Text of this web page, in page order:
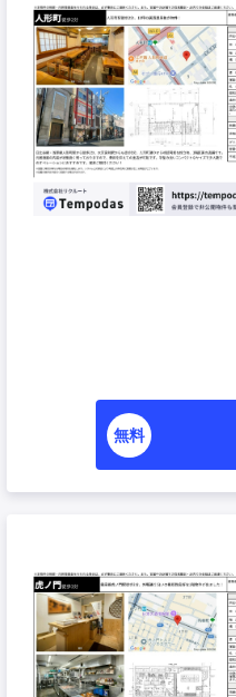
無料